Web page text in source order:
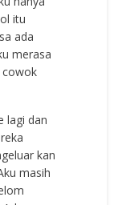
itu
ada
merasa
cowok
lagi dan
kan
masih